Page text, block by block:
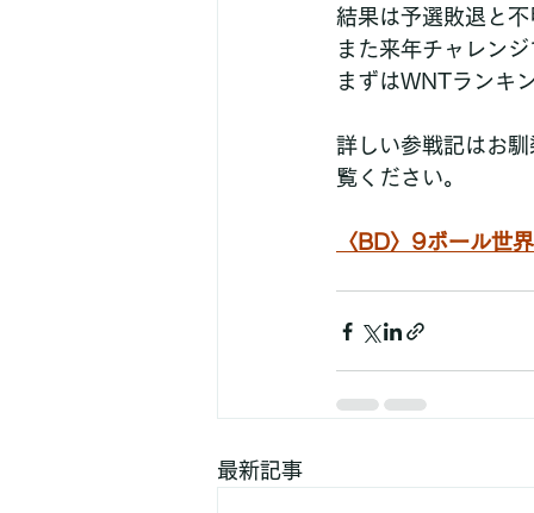
結果は予選敗退と不
また来年チャレン
まずはWNTランキ
詳しい参戦記はお
覧ください。
〈BD〉9ボール世
最新記事